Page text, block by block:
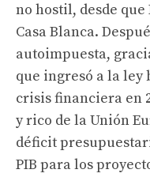
no hostil, desde
Casa Blanca.
autoimpuesta,
que ingresó a la ley
crisis financiera en
y rico de la Unión
déficit
PIB para los